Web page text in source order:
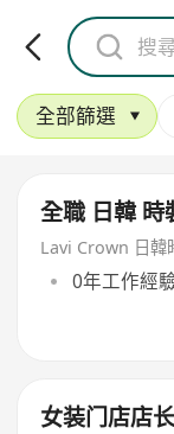
全部篩選
全職 日韓
Lavi Crown 日韓
0年工作經
女装门店店